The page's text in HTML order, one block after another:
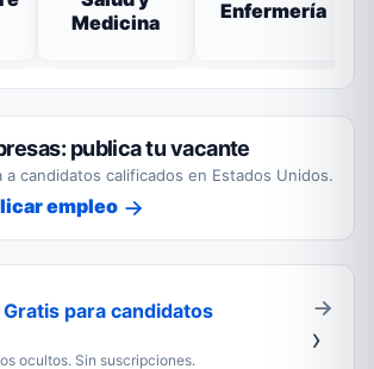
Medicina
Enfermería
publica tu vacante
a candidatos calificados en Estados Unidos.
empleo
Gratis para candidatos
ocultos. Sin suscripciones.